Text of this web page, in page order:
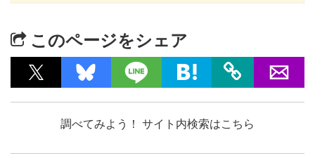
このページをシェア
調べてみよう！ サイト内検索はこちら